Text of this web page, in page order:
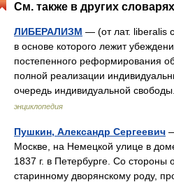
См. также в других
ЛИБЕРАЛИЗМ — (от лат. liberalis
в основе которого лежит
постепенного реформирования
полной реализации
очередь индивидуальной
энциклопедия
Пушкин, Александр Сергеевич
Москве, на Немецкой улице в
1837 г. в Петербурге. Со
старинному дворянскому роду,